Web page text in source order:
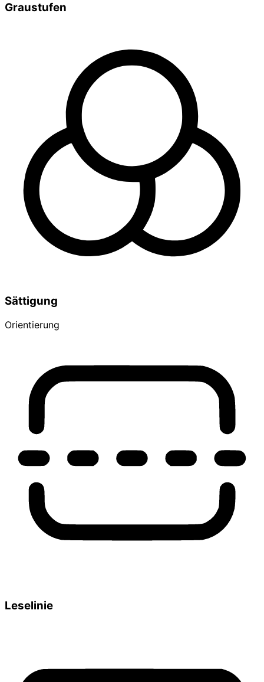
Graustufen
Sättigung
Orientierung
Leselinie